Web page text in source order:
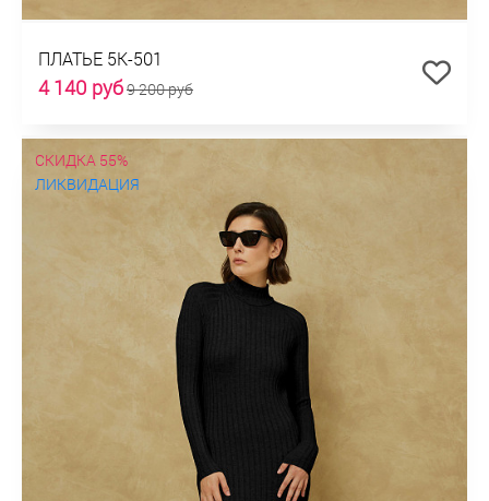
ПЛАТЬЕ 5К-501
4 140 руб9 200 руб
СКИДКА 55%
ЛИКВИДАЦИЯ